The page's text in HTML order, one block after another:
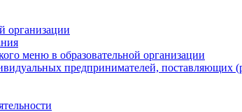
организации
меню в образовательной организации
предпринимателей, поставляющих